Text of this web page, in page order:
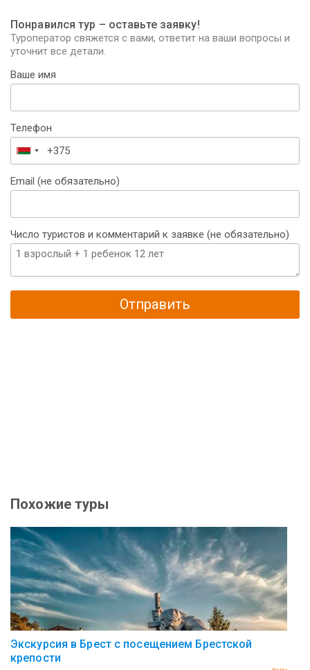
Понравился тур – оставьте заявку!
Туроператор свяжется с вами, ответит на ваши вопросы и
уточнит все детали.
Ваше имя
Телефон
Беларусь
+375
Email (не обязательно)
Число туристов и комментарий к заявке (не обязательно)
Отправить
Похожие туры
Экскурсия в Брест с посещением Брестской
крепости